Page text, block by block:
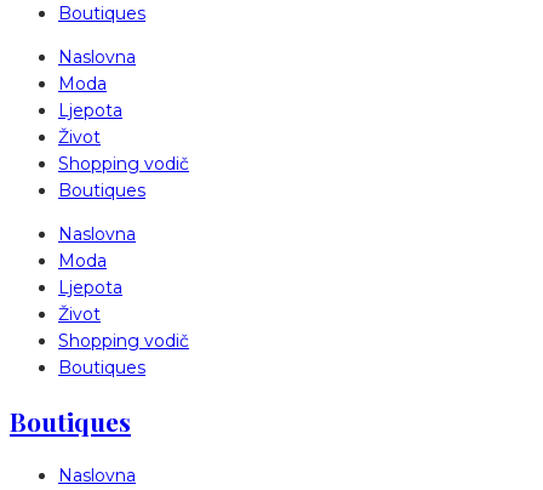
Boutiques
Naslovna
Moda
Ljepota
Život
Shopping vodič
Boutiques
Naslovna
Moda
Ljepota
Život
Shopping vodič
Boutiques
Boutiques
Naslovna